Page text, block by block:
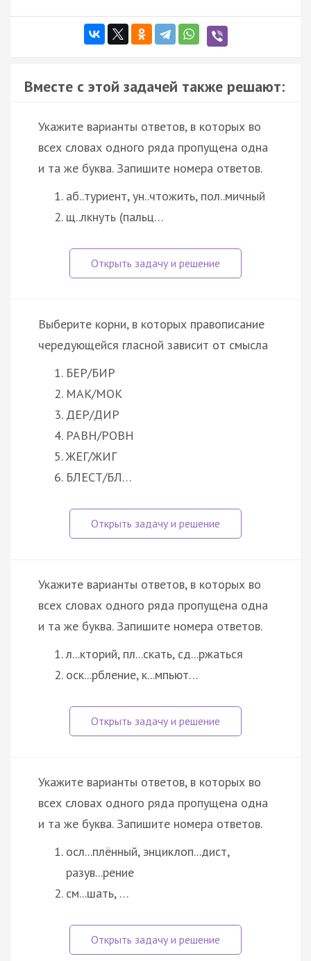
Вместе с этой задачей также решают:
Укажите варианты ответов, в которых во
всех словах одного ряда пропущена одна
и та же буква. Запишите номера ответов.
аб..туриент, ун..чтожить, пол..мичный
щ..лкнуть (пальц…
Выберите корни, в которых правописание
чередующейся гласной зависит от смысла
БЕР/БИР
МАК/МОК
ДЕР/ДИР
РАВН/РОВН
ЖЕГ/ЖИГ
БЛЕСТ/БЛ…
Укажите варианты ответов, в которых во
всех словах одного ряда пропущена одна
и та же буква. Запишите номера ответов.
л...кторий, пл...скать, сд...ржаться
оск...рбление, к...мпьют…
Укажите варианты ответов, в которых во
всех словах одного ряда пропущена одна
и та же буква. Запишите номера ответов.
осл...плённый, энциклоп...дист,
разув...рение
см...шать, …